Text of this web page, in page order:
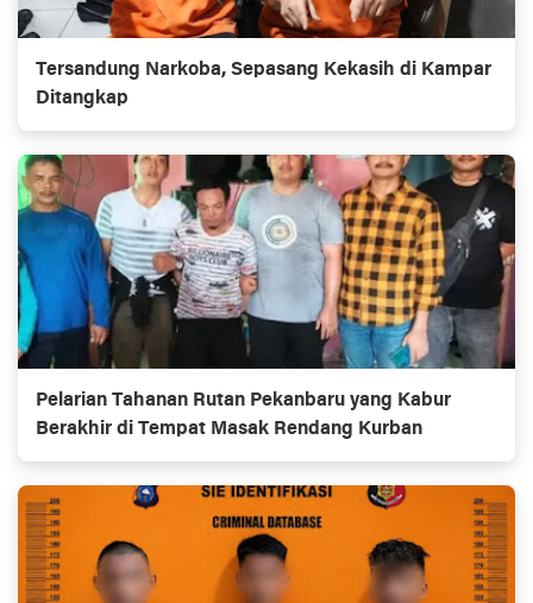
Tersandung Narkoba, Sepasang Kekasih di Kampar
Ditangkap
Pelarian Tahanan Rutan Pekanbaru yang Kabur
Berakhir di Tempat Masak Rendang Kurban